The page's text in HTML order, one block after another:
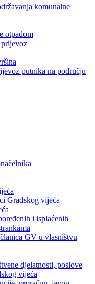
komunalne
otpadom
putnika na području
Gradskog vijeća
i isplaćenih
GV u vlasništvu
djelatnosti, poslove
vijeća